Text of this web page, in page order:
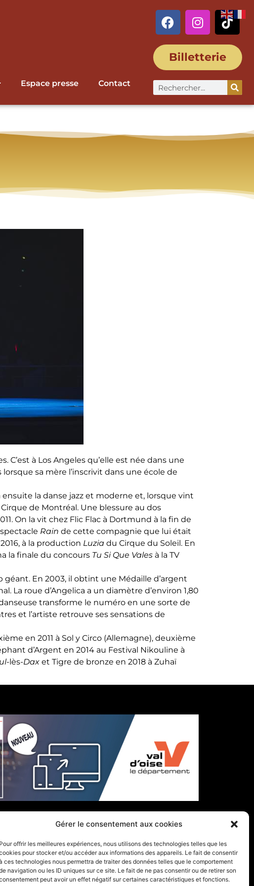
Gérer le consentement aux cookies
Pour offrir les meilleures expériences, nous utilisons des technologies telles que les
pour stocker et/ou accéder aux informations des appareils. Le fait de consentir
ces technologies nous permettra de traiter des données telles que le comportement
navigation ou les ID uniques sur ce site. Le fait de ne pas consentir ou de retirer son
peut avoir un effet négatif sur certaines caractéristiques et fonctions.
Espace presse Contact
Billetterie
à Los Angeles qu’elle est née dans une
sa mère l’inscrivit dans une école de
la danse jazz et moderne et, lorsque vint
de Montréal. Une blessure au dos
On la vit chez Flic Flac à Dortmund à la fin de
Rain de cette compagnie que lui était
à la production Luzia du Cirque du Soleil. En
la finale du concours Tu Si Que Vales à la TV
géant. En 2003, il obtint une Médaille d’argent
La roue d’Angelica a un diamètre d’environ 1,80
transforme le numéro en une sorte de
et l’artiste retrouve ses sensations de
en 2011 à Sol y Circo (Allemagne), deuxième
d’Argent en 2014 au Festival Nikouline à
-lès-Dax et Tigre de bronze en 2018 à Zuhaï